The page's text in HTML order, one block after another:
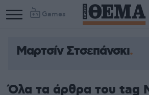
Games
Μαρτσίν Στσεπάνσκι
Όλα τα άρθρα του tag